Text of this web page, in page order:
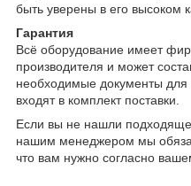
быть уверены в его высоком
Гарантия
Всё оборудование имеет
производителя и может
необходимые документы для
входят в комплект поставки.
Если вы не нашли
нашим менеджером мы
что вам нужно согласно